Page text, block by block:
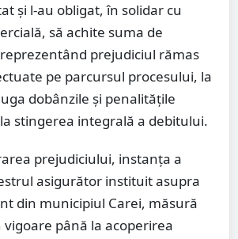
și l-au obligat, în solidar cu
să achite suma de
prejudiciul rămas
pe parcursul procesului, la
dobânzile și penalitățile
stingerea integrală a debitului.
prejudiciului, instanța a
asigurător instituit asupra
din municipiul Carei, măsură
până la acoperirea